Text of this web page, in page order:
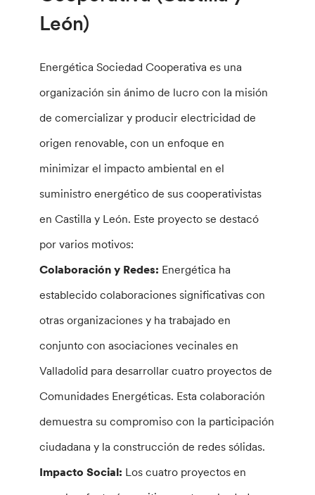
León)
Energética Sociedad Cooperativa es una
organización sin ánimo de lucro con la misión
de comercializar y producir electricidad de
origen renovable, con un enfoque en
minimizar el impacto ambiental en el
suministro energético de sus cooperativistas
en Castilla y León. Este proyecto se destacó
por varios motivos:
Colaboración y Redes: Energética ha
establecido colaboraciones significativas con
otras organizaciones y ha trabajado en
conjunto con asociaciones vecinales en
Valladolid para desarrollar cuatro proyectos de
Comunidades Energéticas. Esta colaboración
demuestra su compromiso con la participación
ciudadana y la construcción de redes sólidas.
Impacto Social: Los cuatro proyectos en